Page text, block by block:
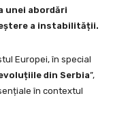
unei abordări
a instabilității.
Europei, în special
din Serbia”,
în contextul